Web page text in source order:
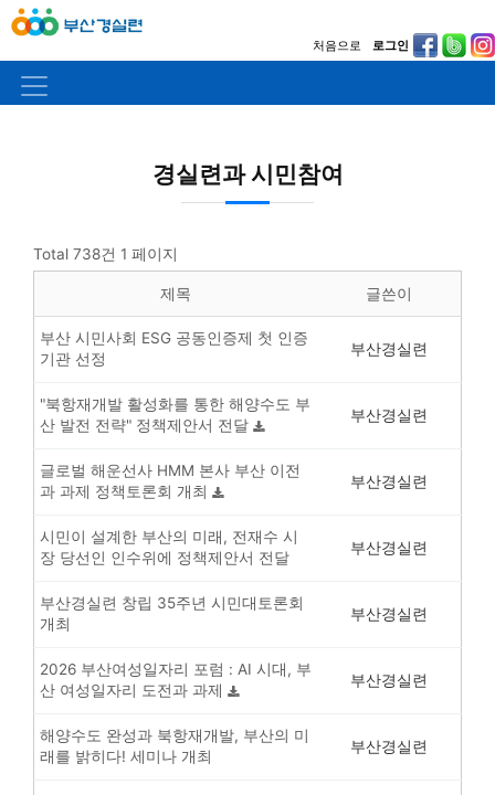
처음으로 로그인
경실련과 시민참여
Total 738건 1 페이지
제목 글쓴이
부산 시민사회 ESG 공동인증제 첫 인증
기관 선정
부산경실련
"북항재개발 활성화를 통한 해양수도 부
산 발전 전략" 정책제안서 전달
부산경실련
글로벌 해운선사 HMM 본사 부산 이전
과 과제 정책토론회 개최
부산경실련
시민이 설계한 부산의 미래, 전재수 시
장 당선인 인수위에 정책제안서 전달
부산경실련
부산경실련 창립 35주년 시민대토론회
개최
부산경실련
2026 부산여성일자리 포럼 : AI 시대, 부
산 여성일자리 도전과 과제
부산경실련
해양수도 완성과 북항재개발, 부산의 미
래를 밝히다! 세미나 개최
부산경실련